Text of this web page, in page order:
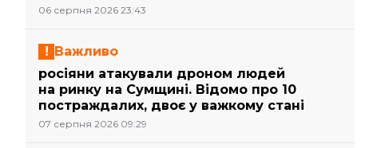
06 серпня 2026 23:43
Важливо
росіяни атакували дроном людей
на ринку на Сумщині. Відомо про 10
постраждалих, двоє у важкому стані
07 серпня 2026 09:29